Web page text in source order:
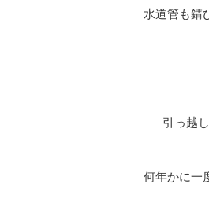
水道管も錆
引っ越し
何年かに一